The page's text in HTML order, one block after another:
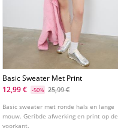
Basic Sweater Met Print
12,99 €
-50% 25,99 €
Basic sweater met ronde hals en lange
mouw. Geribde afwerking en print op de
voorkant.